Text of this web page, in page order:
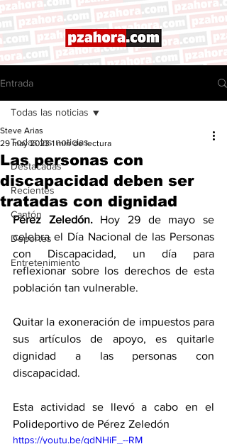
Entrada
Todas las noticias
Destacadas
Recientes
Cantón
Deportes
Entretenimiento
Todas las noticias
Las personas con
discapacidad deben ser
tratadas con dignidad
Steve Arias
29 may 2023 1 min de lectura
Pérez Zeledón. Hoy 29 de mayo se
celebra el Día Nacional de las Personas
con Discapacidad, un día para
reflexionar sobre los derechos de esta
población tan vulnerable.
Quitar la exoneración de impuestos para
sus artículos de apoyo, es quitarle
dignidad a las personas con
discapacidad.
Esta actividad se llevó a cabo en el
Polideportivo de Pérez Zeledón
https://youtu.be/qdNHiF_--RM